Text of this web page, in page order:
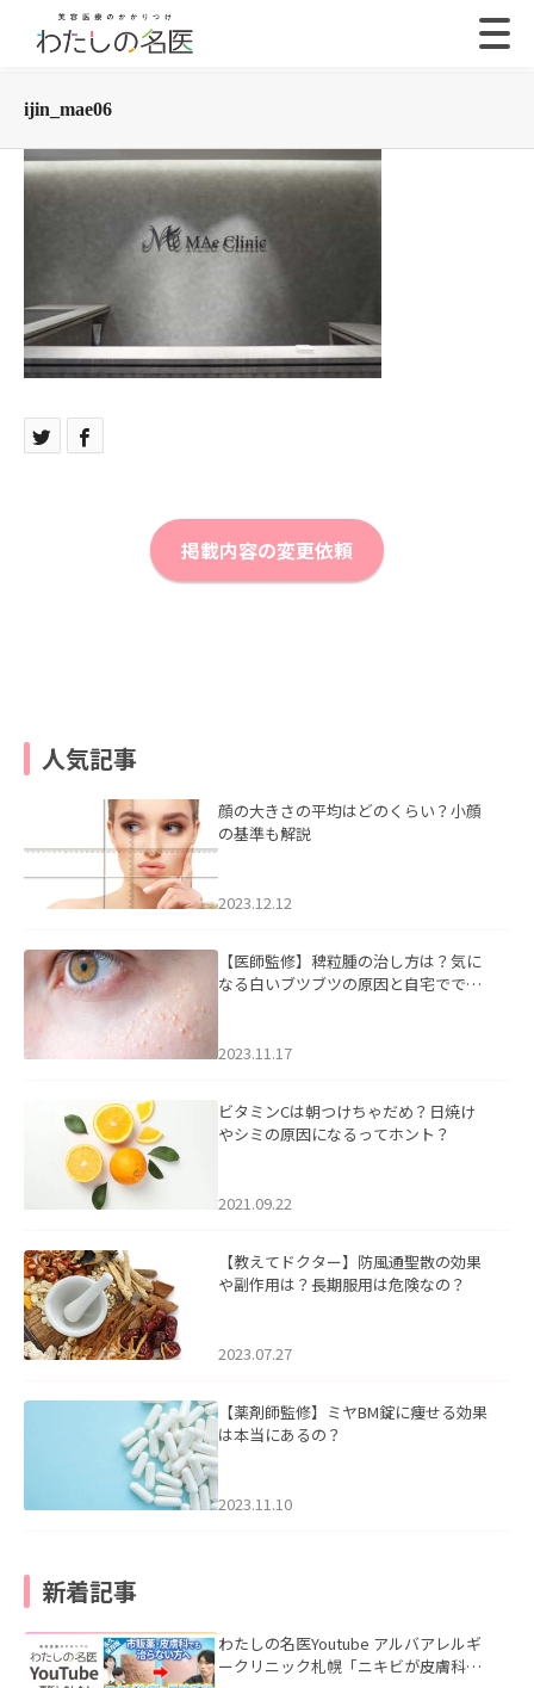
ijin_mae06
掲載内容の変更依頼
人気記事
顔の大きさの平均はどのくらい？小顔
の基準も解説
2023.12.12
【医師監修】稗粒腫の治し方は？気に
なる白いブツブツの原因と自宅ででき
2023.11.17
ビタミンCは朝つけちゃだめ？日焼け
やシミの原因になるってホント？
2021.09.22
【教えてドクター】防風通聖散の効果
や副作用は？長期服用は危険なの？
2023.07.27
【薬剤師監修】ミヤBM錠に痩せる効果
は本当にあるの？
2023.11.10
新着記事
わたしの名医Youtube アルバアレルギ
ークリニック札幌「ニキビが皮膚科で